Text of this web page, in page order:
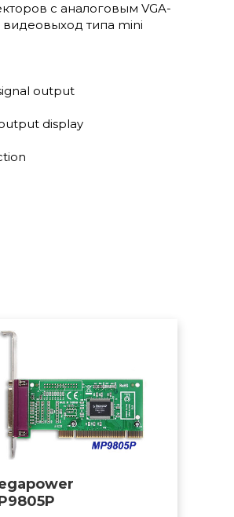
с аналоговым VGA-
типа mini
output
display